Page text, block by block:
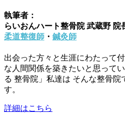
執筆者：
らいおんハート整骨院 武蔵野 院
柔道整復師 ・ 鍼灸師
出会った方々と生涯にわたって
な人間関係を築きたいと思って
る 整骨院」私達は そんな整骨院
す。
詳細はこちら